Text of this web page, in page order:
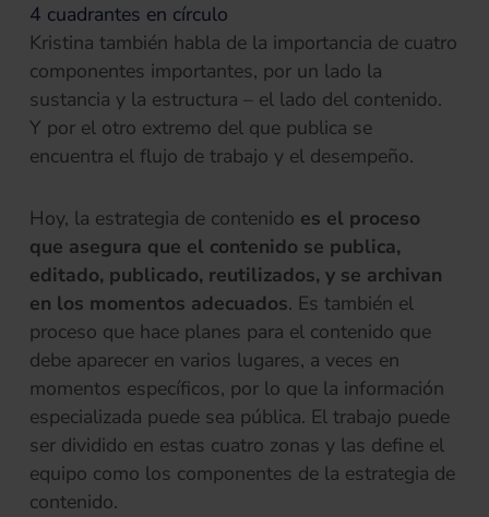
4 cuadrantes en círculo
Kristina también habla de la importancia de cuatro
componentes importantes, por un lado la
sustancia y la estructura – el lado del contenido.
Y por el otro extremo del que publica se
encuentra el flujo de trabajo y el desempeño.
Hoy, la estrategia de contenido es el proceso
que asegura que el contenido se publica,
editado, publicado, reutilizados, y se archivan
en los momentos adecuados. Es también el
proceso que hace planes para el contenido que
debe aparecer en varios lugares, a veces en
momentos específicos, por lo que la información
especializada puede sea pública. El trabajo puede
ser dividido en estas cuatro zonas y las define el
equipo como los componentes de la estrategia de
contenido.